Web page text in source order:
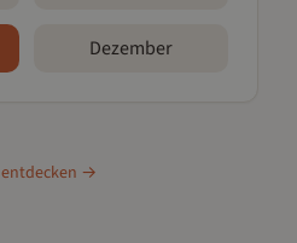
Dezember
entdecken →